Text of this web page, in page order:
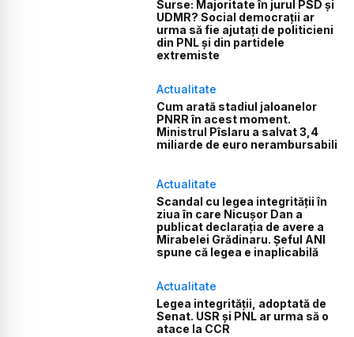
Surse: Majoritate în jurul PSD și
UDMR? Social democrații ar
urma să fie ajutați de politicieni
din PNL și din partidele
extremiste
Actualitate
Cum arată stadiul jaloanelor
PNRR în acest moment.
Ministrul Pîslaru a salvat 3,4
miliarde de euro nerambursabili
Actualitate
Scandal cu legea integrității în
ziua în care Nicușor Dan a
publicat declarația de avere a
Mirabelei Grădinaru. Șeful ANI
spune că legea e inaplicabilă
Actualitate
Legea integrității, adoptată de
Senat. USR și PNL ar urma să o
atace la CCR